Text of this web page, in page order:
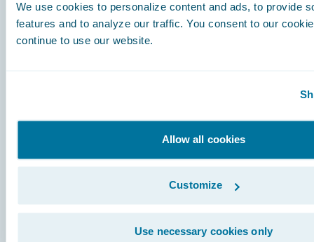
We use cookies to personalize content and ads, to provide
features and to analyze our traffic. You consent to our
continue to use our website.
Allow all cookies
Customize
Use necessary cookies only
Footer
Community